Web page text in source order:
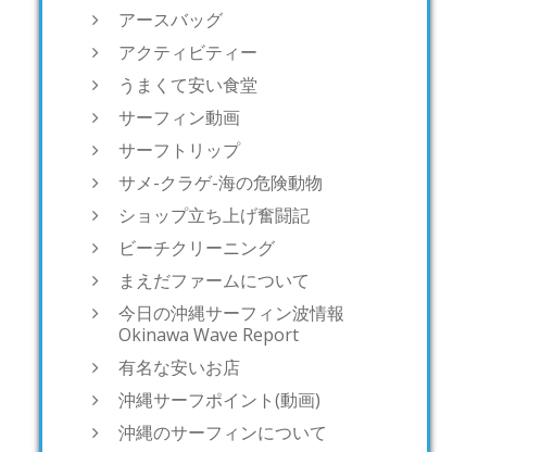
アースバッグ
アクティビティー
うまくて安い食堂
サーフィン動画
サーフトリップ
サメ-クラゲ-海の危険動物
ショップ立ち上げ奮闘記
ビーチクリーニング
まえだファームについて
今日の沖縄サーフィン波情報
Okinawa Wave Report
有名な安いお店
沖縄サーフポイント(動画)
沖縄のサーフィンについて